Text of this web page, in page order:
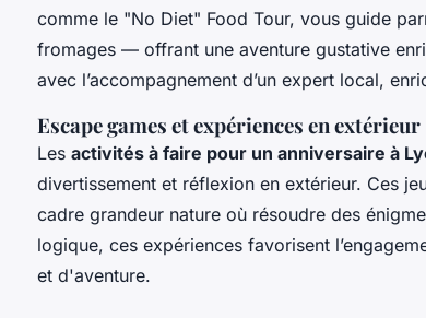
comme le "No Diet" Food Tour, vous guide
fromages — offrant une aventure gustative
avec l’accompagnement d’un expert local,
Escape games et expériences en extérieur
Les activités à faire pour un anniversaire à
divertissement et réflexion en extérieur. Ces
cadre grandeur nature où résoudre des
logique, ces expériences favorisent
et d'aventure.